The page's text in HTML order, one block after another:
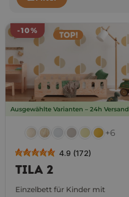
-10%
Ausgewählte Varianten – 24h Versand
+6
4.9 (172)
TILA 2
Einzelbett für Kinder mit